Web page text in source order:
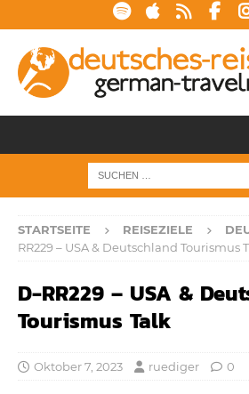
STARTSEITE REISEZIELE
RR229 – USA & Deutschland Tourismus
D-RR229 – USA &
Tourismus Talk
Oktober 7, 2023 ruediger 0